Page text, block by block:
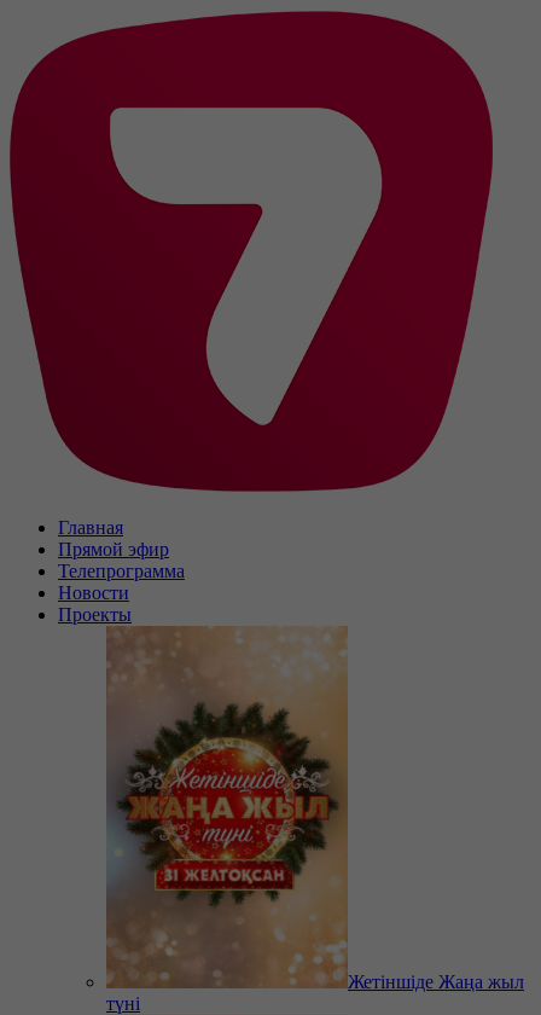
Главная
Прямой эфир
Телепрограмма
Новости
Проекты
Жетіншіде Жаңа жыл
түні